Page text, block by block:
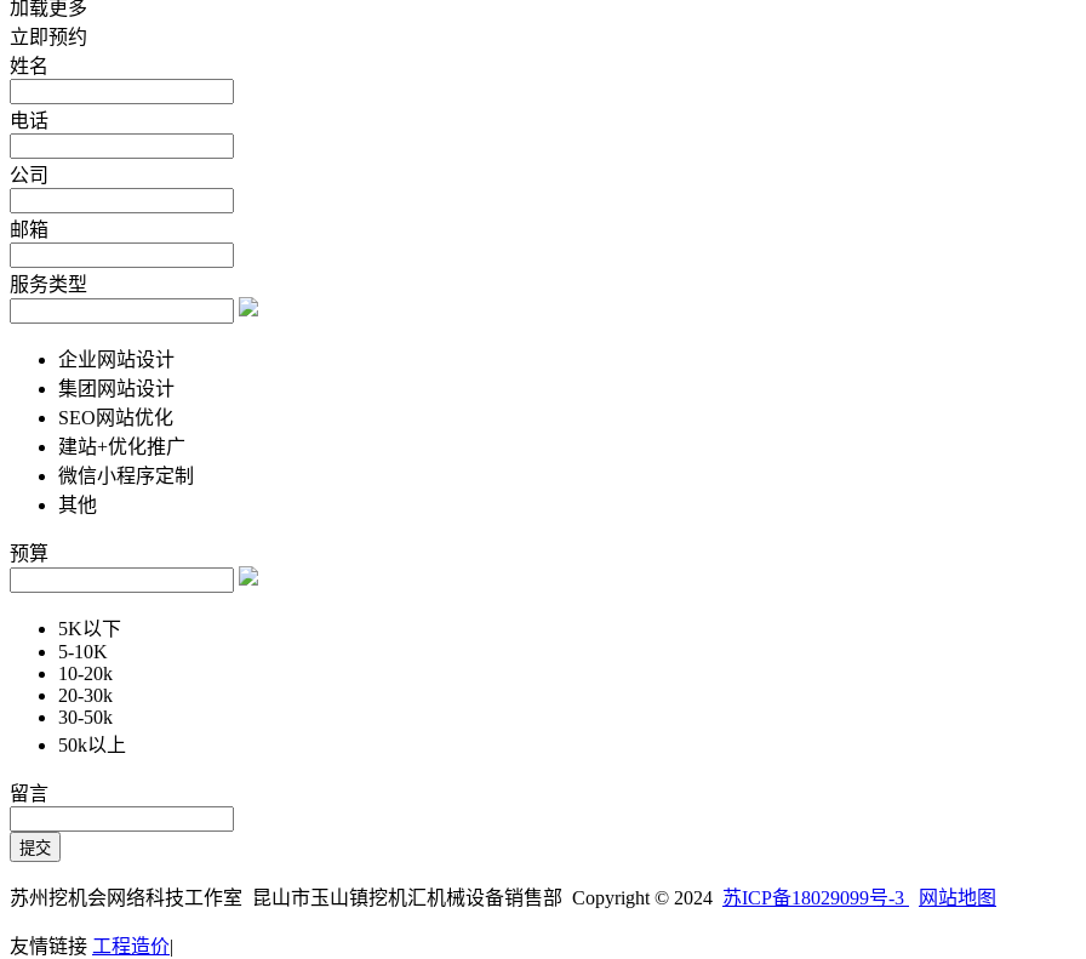
加载更多
立即预约
姓名
电话
公司
邮箱
服务类型
企业网站设计
集团网站设计
SEO网站优化
建站+优化推广
微信小程序定制
其他
预算
5K以下
5-10K
10-20k
20-30k
30-50k
50k以上
留言
苏州挖机会网络科技工作室 昆山市玉山镇挖机汇机械设备销售部 Copyright © 2024 苏ICP备18029099号-3 网站地图
友情链接 工程造价|